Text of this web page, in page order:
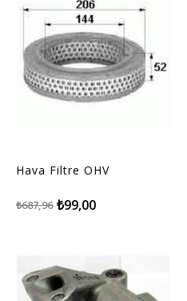
Hava Filtre OHV
₺99,00
₺687,96